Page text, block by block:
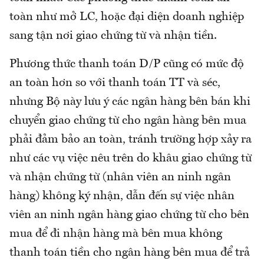
toàn như mở LC, hoặc đại diện doanh nghiệp
sang tận nơi giao chứng từ và nhận tiền.
Phương thức thanh toán D/P cũng có mức độ
an toàn hơn so với thanh toán TT và séc,
nhưng Bộ này lưu ý các ngân hàng bên bán khi
chuyển giao chứng từ cho ngân hàng bên mua
phải đảm bảo an toàn, tránh trường hợp xảy ra
như các vụ việc nêu trên do khâu giao chứng từ
và nhận chứng từ (nhân viên an ninh ngân
hàng) không ký nhận, dẫn đến sự việc nhân
viên an ninh ngân hàng giao chứng từ cho bên
mua để đi nhận hàng mà bên mua không
thanh toán tiền cho ngân hàng bên mua để trả